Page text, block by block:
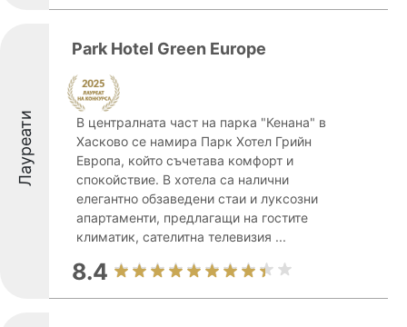
Лауреати
Park Hotel Green Europe
В централната част на парка "Кенана" в
Хасково се намира Парк Хотел Грийн
Европа, който съчетава комфорт и
спокойствие. В хотела са налични
елегантно обзаведени стаи и луксозни
апартаменти, предлагащи на гостите
климатик, сателитна телевизия ...
8.4